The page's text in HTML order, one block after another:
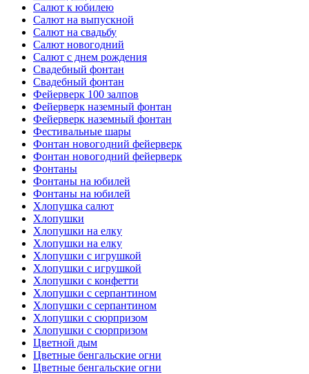
Салют к юбилею
Салют на выпускной
Салют на свадьбу
Салют новогодний
Салют с днем рождения
Свадебный фонтан
Свадебный фонтан
Фейерверк 100 залпов
Фейерверк наземный фонтан
Фейерверк наземный фонтан
Фестивальные шары
Фонтан новогодний фейерверк
Фонтан новогодний фейерверк
Фонтаны
Фонтаны на юбилей
Фонтаны на юбилей
Хлопушка салют
Хлопушки
Хлопушки на елку
Хлопушки на елку
Хлопушки с игрушкой
Хлопушки с игрушкой
Хлопушки с конфетти
Хлопушки с серпантином
Хлопушки с серпантином
Хлопушки с сюрпризом
Хлопушки с сюрпризом
Цветной дым
Цветные бенгальские огни
Цветные бенгальские огни